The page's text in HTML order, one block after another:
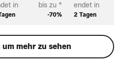
in bis zu *
-70%
endet in
2 Tagen
mehr zu sehen